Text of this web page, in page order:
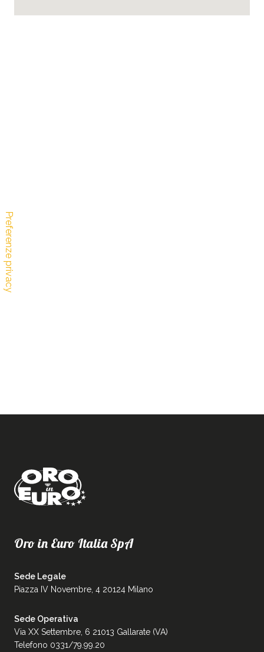
Oro in Euro Italia SpA
Sede Legale
Piazza IV Novembre, 4 20124 Milano
Sede Operativa
Via XX Settembre, 6 21013 Gallarate (VA)
Telefono 0331/79.99.20